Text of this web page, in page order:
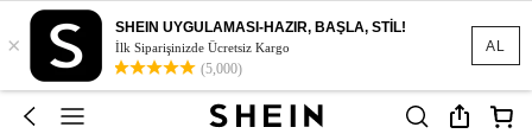
AL
×
SHEIN UYGULAMASI-HAZIR, BAŞLA, STİL!
İlk Siparişinizde Ücretsiz Kargo
(5,000)